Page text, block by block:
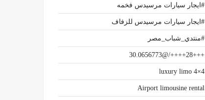
#ايجار سيارات مرسيدس فخمه
#ايجار سيارات مرسيدس للزفاف
#منتدي_شباب_مصر
+++28++++/@30.0656773
4×4 luxury limo
Airport limousine rental